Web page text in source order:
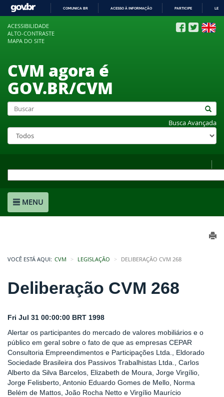
COMUNICA BR ACESSO À INFORMAÇÃO PARTICIPE
ACESSIBILIDADE
ALTO-CONTRASTE
MAPA DO SITE
CVM agora é
GOV.BR/CVM
Busca Avançada
MENU
VOCÊ ESTÁ AQUI: CVM LEGISLAÇÃO DELIBERAÇÃO CVM 268
Deliberação CVM 268
Fri Jul 31 00:00:00 BRT 1998
Alertar os participantes do mercado de valores mobiliários e o
público em geral sobre o fato de que as empresas CEPAR
Consultoria Empreendimentos e Participações Ltda., Eldorado
Sociedade Brasileira dos Passivos Trabalhistas Ltda., Carlos
Alberto da Silva Barcelos, Elizabeth de Moura, Jorge Virgílio,
Jorge Felisberto, Antonio Eduardo Gomes de Mello, Norma
Belém de Mattos, João Rocha Netto e Virgílio Maurício